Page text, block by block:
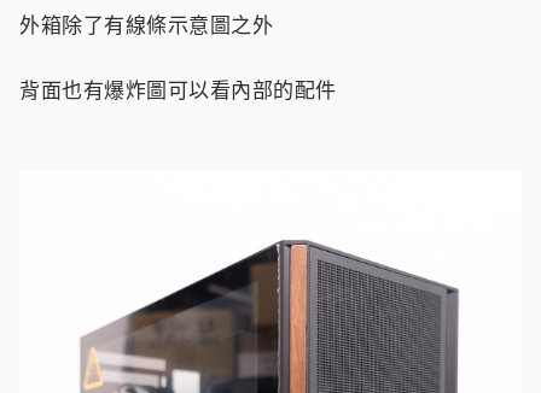
外箱除了有線條示意圖之外
背面也有爆炸圖可以看內部的配件